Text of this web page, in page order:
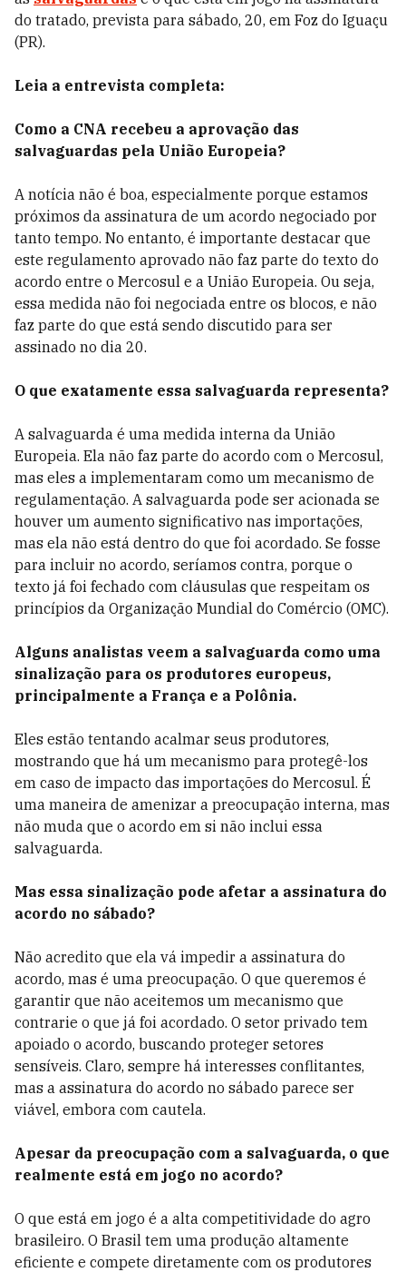
do tratado, prevista para sábado, 20, em Foz do Iguaçu
(PR).
Leia a entrevista completa:
Como a CNA recebeu a aprovação das
salvaguardas pela União Europeia?
A notícia não é boa, especialmente porque estamos
próximos da assinatura de um acordo negociado por
tanto tempo. No entanto, é importante destacar que
este regulamento aprovado não faz parte do texto do
acordo entre o Mercosul e a União Europeia. Ou seja,
essa medida não foi negociada entre os blocos, e não
faz parte do que está sendo discutido para ser
assinado no dia 20.
O que exatamente essa salvaguarda representa?
A salvaguarda é uma medida interna da União
Europeia. Ela não faz parte do acordo com o Mercosul,
mas eles a implementaram como um mecanismo de
regulamentação. A salvaguarda pode ser acionada se
houver um aumento significativo nas importações,
mas ela não está dentro do que foi acordado. Se fosse
para incluir no acordo, seríamos contra, porque o
texto já foi fechado com cláusulas que respeitam os
princípios da Organização Mundial do Comércio (OMC).
Alguns analistas veem a salvaguarda como uma
sinalização para os produtores europeus,
principalmente a França e a Polônia.
Eles estão tentando acalmar seus produtores,
mostrando que há um mecanismo para protegê-los
em caso de impacto das importações do Mercosul. É
uma maneira de amenizar a preocupação interna, mas
não muda que o acordo em si não inclui essa
salvaguarda.
Mas essa sinalização pode afetar a assinatura do
acordo no sábado?
Não acredito que ela vá impedir a assinatura do
acordo, mas é uma preocupação. O que queremos é
garantir que não aceitemos um mecanismo que
contrarie o que já foi acordado. O setor privado tem
apoiado o acordo, buscando proteger setores
sensíveis. Claro, sempre há interesses conflitantes,
mas a assinatura do acordo no sábado parece ser
viável, embora com cautela.
Apesar da preocupação com a salvaguarda, o que
realmente está em jogo no acordo?
O que está em jogo é a alta competitividade do agro
brasileiro. O Brasil tem uma produção altamente
eficiente e compete diretamente com os produtores